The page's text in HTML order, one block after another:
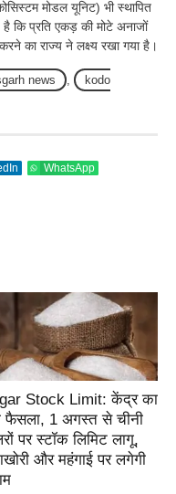
मोडल यूनिट) भी स्थापित
है कि प्रति एकड़ की मोटे अनाजों
का राज्य ने लक्ष्य रखा गया है।
news kodo
WhatsApp
Stock Limit: केंद्र का
फैसला, 1 अगस्त से चीनी
पर स्टॉक लिमिट लागू,
और महंगाई पर लगेगी